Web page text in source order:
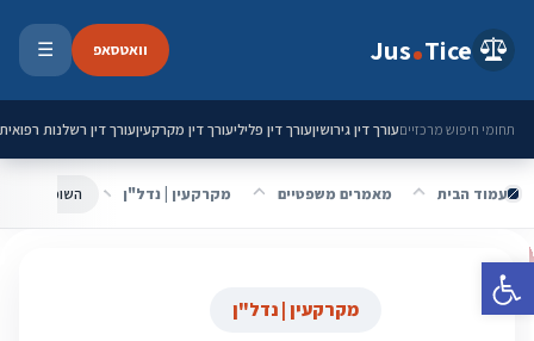
פתח סרגל נגישות
Jus Tice וואטסאפ ☰
תחומי חיפוש מרכזייםעורך דין גירושיןעורך דין פליליעורך דין מקרקעיןעורך דין רשלנות רפואית
עמוד הבית מאמרים משפטיים מקרקעין | נדל"ן
מקרקעין | נדל"ן